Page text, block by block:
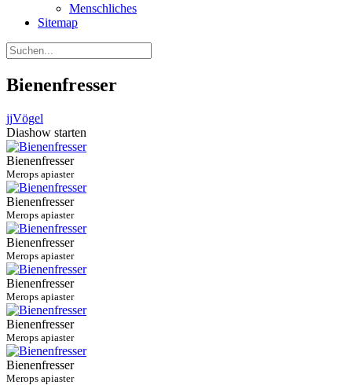
Menschliches
Sitemap
Bienenfresser
jjVögel
Diashow starten
Bienenfresser
Merops apiaster
Bienenfresser
Merops apiaster
Bienenfresser
Merops apiaster
Bienenfresser
Merops apiaster
Bienenfresser
Merops apiaster
Bienenfresser
Merops apiaster